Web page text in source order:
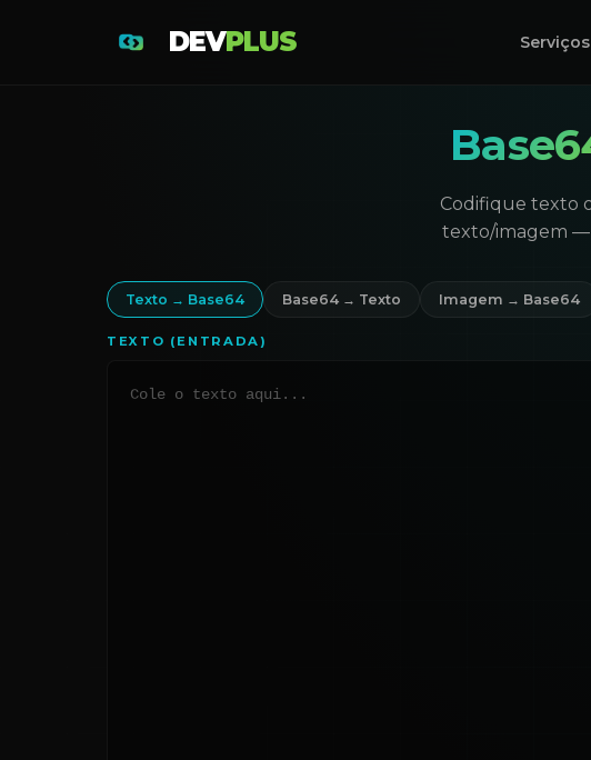
DEVPLUS Serviços
Codifique texto
texto/imagem —
Texto → Base64 Base64 → Texto Imagem → Base64
TEXTO (ENTRADA)